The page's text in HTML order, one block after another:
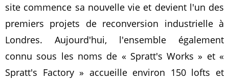
site commence sa nouvelle vie et devient l'un des
premiers projets de reconversion industrielle à
Londres. Aujourd'hui, l'ensemble également
connu sous les noms de « Spratt's Works » et «
Spratt's Factory » accueille environ 150 lofts et